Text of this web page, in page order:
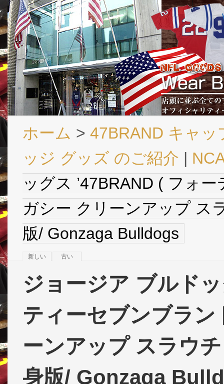
ホーム > 47BRAND キャッ
ッジ グッズ のご紹介 |
ッグス ’47BRAND ( フォ
ガシー クリーンアップ ス
版/ Gonzaga Bulldogs
新しい 古い
ジョージア ブルド
ティーセブンブラ
ーンアップ スラウ
身版/ Gonzaga